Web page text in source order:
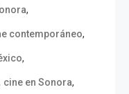
,
contemporáneo,
,
cine en Sonora,